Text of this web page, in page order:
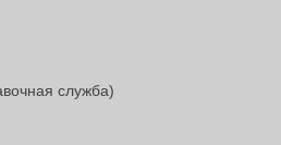
служба)